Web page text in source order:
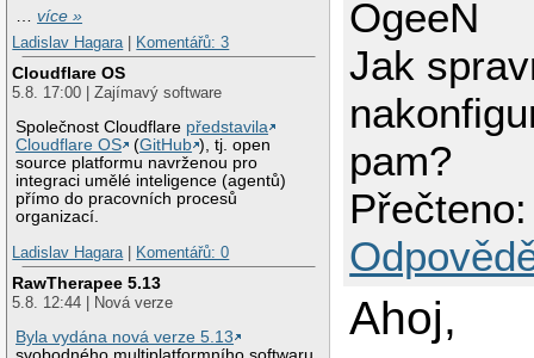
…více »
Ladislav Hagara
Komentářů: 3
Cloudflare OS
5.8. 17:00 | Zajímavý software
Společnost Cloudflare představila
Cloudflare OS
(GitHub ), tj. open
source platformu navrženou pro
integraci umělé inteligence (agentů)
přímo do pracovních procesů
organizací.
Ladislav Hagara
Komentářů: 0
RawTherapee 5.13
5.8. 12:44 | Nová verze
Byla vydána nová verze 5.13
OgeeN
Jak
pam?
Ahoj,